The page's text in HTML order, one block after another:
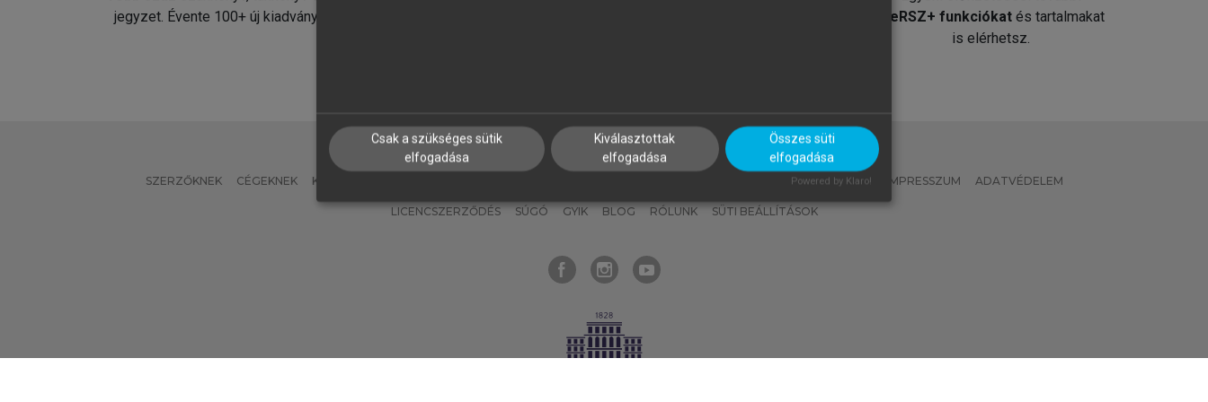
jegyzet. Évente 100+ új kiadvány.
MeRSZ+ funkciókat és tartalmakat
is elérhetsz.
SZERZŐKNEK CÉGEKNEK KÖNYVTÁROSOKNAK MI – ÁLTALÁNOS IRÁNYELVEK IMPRESSZUM ADATVÉDELEM
LICENCSZERZŐDÉS SÚGÓ GYIK BLOG RÓLUNK SÜTI BEÁLLÍTÁSOK
Csak a szükséges sütik
elfogadása
Kiválasztottak
elfogadása
Összes süti
elfogadása
Powered by Klaro!